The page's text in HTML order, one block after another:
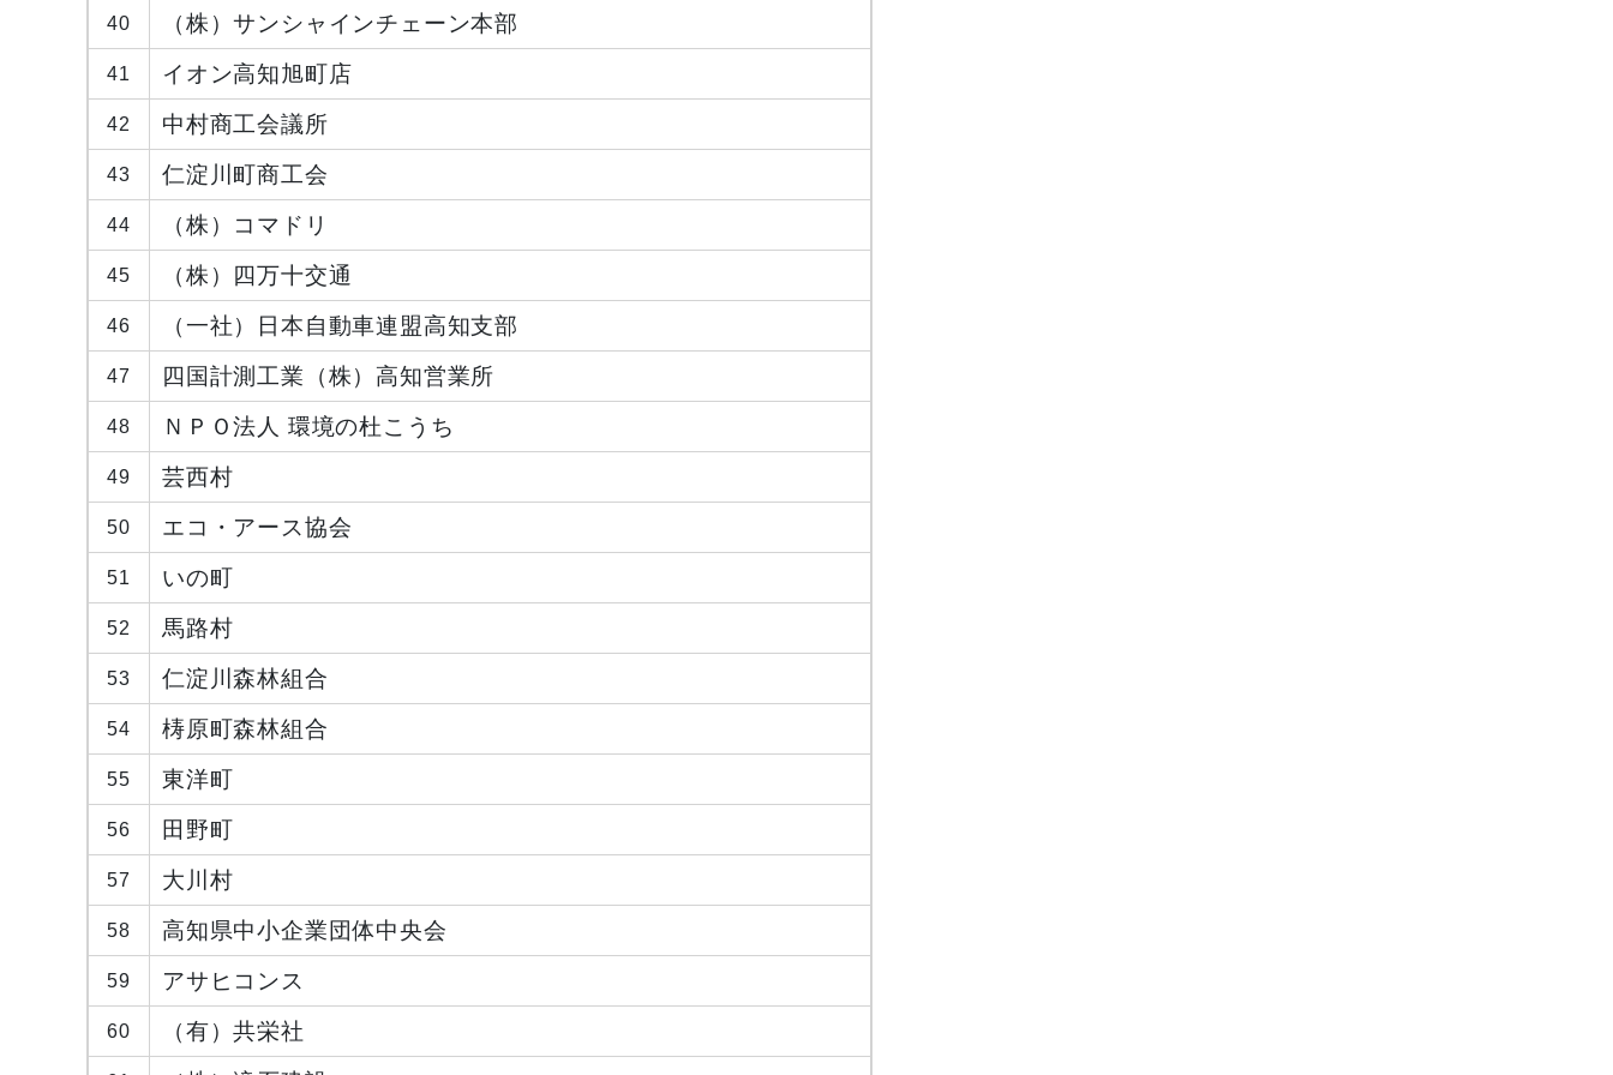
40 （株）サンシャインチェーン本部
41 イオン高知旭町店
42 中村商工会議所
43 仁淀川町商工会
44 （株）コマドリ
45 （株）四万十交通
46 （一社）日本自動車連盟高知支部
47 四国計測工業（株）高知営業所
48 ＮＰＯ法人 環境の杜こうち
49 芸西村
50 エコ・アース協会
51 いの町
52 馬路村
53 仁淀川森林組合
54 梼原町森林組合
55 東洋町
56 田野町
57 大川村
58 高知県中小企業団体中央会
59 アサヒコンス
60 （有）共栄社